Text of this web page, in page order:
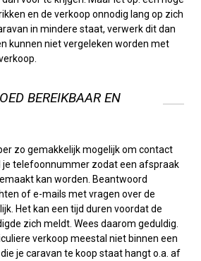
en de verkoop onnodig lang op zich
in mindere staat, verwerk dit dan
kunnen niet vergeleken worden met
BEREIKBAAR EN
zo gemakkelijk mogelijk om contact
je telefoonnummer zodat een afspraak
kan worden. Beantwoord
of e-mails met vragen over de
Het kan een tijd duren voordat de
zich meldt. Wees daarom geduldig.
verkoop meestal niet binnen een
je caravan te koop staat hangt o.a. af